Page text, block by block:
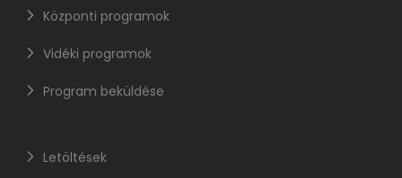
Központi programok
Vidéki programok
Program beküldése
Letöltések